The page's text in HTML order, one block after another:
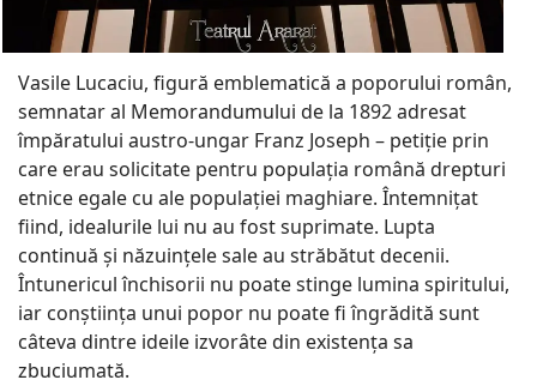
Vasile Lucaciu, figură emblematică a poporului român,
semnatar al Memorandumului de la 1892 adresat
împăratului austro-ungar Franz Joseph – petiție prin
care erau solicitate pentru populația română drepturi
etnice egale cu ale populației maghiare. Întemnițat
fiind, idealurile lui nu au fost suprimate. Lupta
continuă și năzuințele sale au străbătut decenii.
Întunericul închisorii nu poate stinge lumina spiritului,
iar conștiința unui popor nu poate fi îngrădită sunt
câteva dintre ideile izvorâte din existența sa
zbuciumată.